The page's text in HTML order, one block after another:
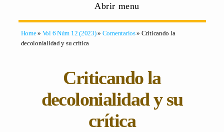
Abrir menu
Home» Vol 6 Núm 12 (2023)» Comentarios» Criticando la
decolonialidad y su crítica
Criticando la
decolonialidad y su
crítica